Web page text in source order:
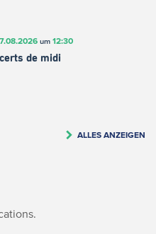
um 12:30
de midi
ALLES ANZEIGEN